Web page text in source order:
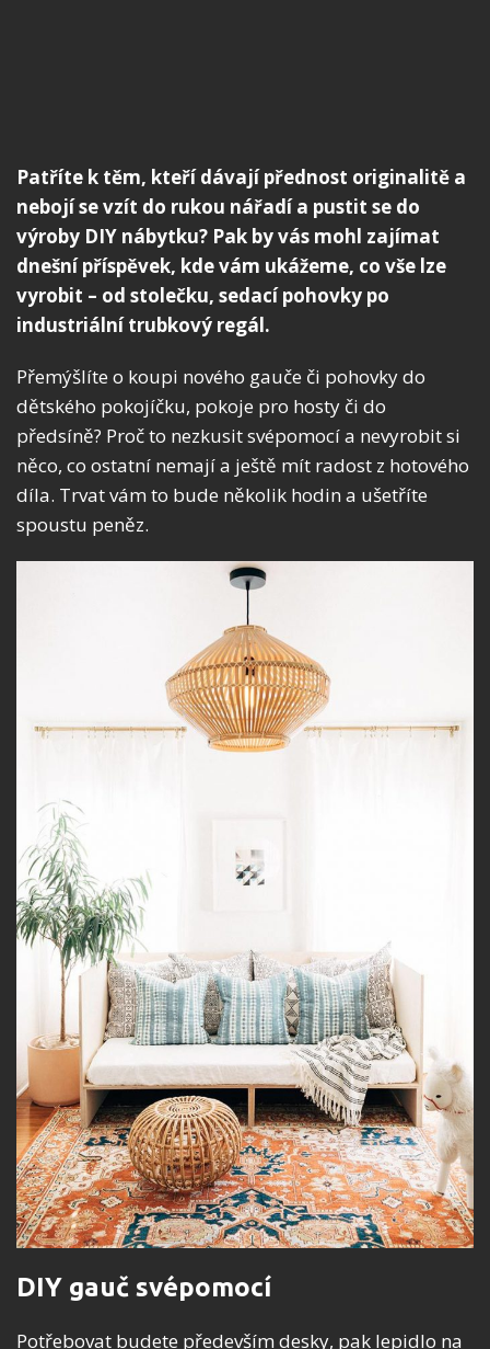
Patříte k těm, kteří dávají přednost originalitě a
nebojí se vzít do rukou nářadí a pustit se do
výroby DIY nábytku? Pak by vás mohl zajímat
dnešní příspěvek, kde vám ukážeme, co vše lze
vyrobit – od stolečku, sedací pohovky po
industriální trubkový regál.
Přemýšlíte o koupi nového gauče či pohovky do
dětského pokojíčku, pokoje pro hosty či do
předsíně? Proč to nezkusit svépomocí a nevyrobit si
něco, co ostatní nemají a ještě mít radost z hotového
díla. Trvat vám to bude několik hodin a ušetříte
spoustu peněz.
DIY gauč svépomocí
Potřebovat budete především desky, pak lepidlo na